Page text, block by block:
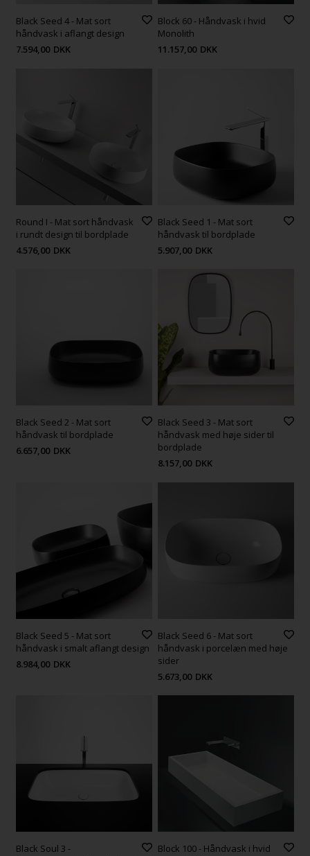
Black Seed 4 - Mat sort
håndvask i aflangt design
7.594,00 DKK
Block 60 - Håndvask i hvid
Monolith
11.157,00 DKK
Round I - Mat sort håndvask
i rundt design til bordplade
4.576,00 DKK
Black Seed 1 - Mat sort
håndvask til bordplade
5.907,00 DKK
Black Seed 2 - Mat sort
håndvask til bordplade
6.657,00 DKK
Black Seed 3 - Mat sort
håndvask med høje sider til
bordplade
8.157,00 DKK
Black Seed 5 - Mat sort
håndvask i smalt aflangt design
8.984,00 DKK
Black Seed 6 - Mat sort
håndvask i porcelæn med høje
sider
5.673,00 DKK
Black Soul 3 -
Block 100 - Håndvask i hvid